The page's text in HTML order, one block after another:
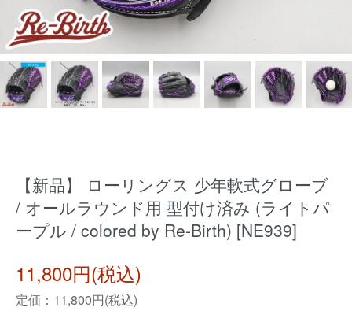
【新品】 ローリングス 少年軟式グローブ
/ オールラウンド用 型付け済み (ライトパ
ープル / colored by Re-Birth) [NE939]
11,800円(税込)
定価：11,800円(税込)